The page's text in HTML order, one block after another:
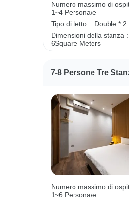
Numero massimo di
1~4 Persona/e
Tipo di letto :
Double * 2
Dimensioni della stanza :
6Square Meters
7-8 Persone Tre
Numero massimo di
1~6 Persona/e